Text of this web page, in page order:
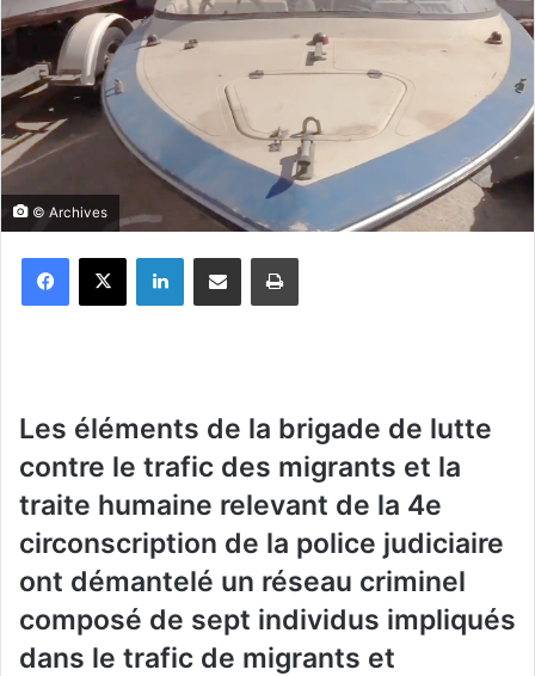
© Archives
Les éléments de la brigade de lutte
contre le trafic des migrants et la
traite humaine relevant de la 4e
circonscription de la police judiciaire
ont démantelé un réseau criminel
composé de sept individus impliqués
dans le trafic de migrants et